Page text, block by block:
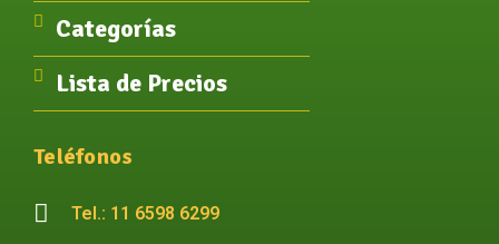
Categorías
Lista de Precios
Teléfonos
Tel.: 11 6598 6299